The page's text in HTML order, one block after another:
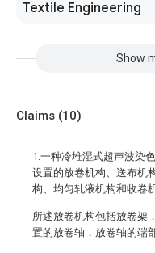
Textile Engineering
Show
Claims (10)
1.一种冷堆湿式超声波染
设置的放卷机构、送布机
构、均匀轧液机构和收卷
所述放卷机构包括放卷架
置的放卷轴，放卷轴的端